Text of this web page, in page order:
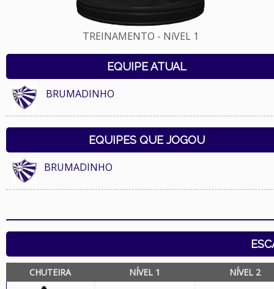
TREINAMENTO - NíVEL 1
EQUIPE ATUAL
BRUMADINHO
EQUIPES QUE JOGOU
BRUMADINHO
CHUTEIRA NÍVEL 1 NÍVEL 2